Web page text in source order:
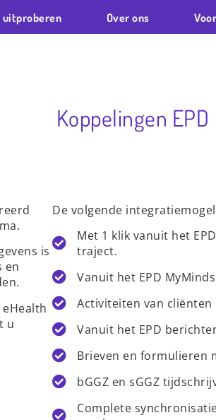
uitproberen Over ons
Koppelingen EPD
is
en
u
De volgende
Met 1 klik vanuit het
traject.
Vanuit het EPD
Activiteiten van cliënten
Vanuit het EPD
Brieven en formulieren
bGGZ en sGGZ
Complete